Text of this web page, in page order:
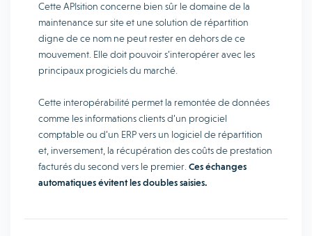
Cette APIsition concerne bien sûr le domaine de la
maintenance sur site et une solution de répartition
digne de ce nom ne peut rester en dehors de ce
mouvement. Elle doit pouvoir s’interopérer avec les
principaux progiciels du marché.
Cette interopérabilité permet la remontée de données
comme les informations clients d’un progiciel
comptable ou d’un ERP vers un logiciel de répartition
et, inversement, la récupération des coûts de prestation
facturés du second vers le premier. Ces échanges
automatiques évitent les doubles saisies.